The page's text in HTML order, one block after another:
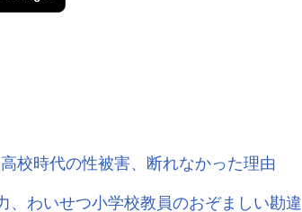
校時代の性被害、断れなかった理由
わいせつ小学校教員のおぞましい勘違